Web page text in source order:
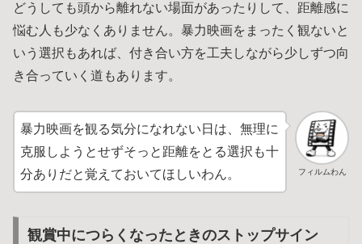
どうしても頭から離れない場面があったりして、距離感に
悩む人も少なくありません。暴力映画をまったく観ないと
いう選択もあれば、付き合い方を工夫しながら少しずつ向
き合っていく道もあります。
フィルムわん
暴力映画を観る気分になれない日は、無理に
克服しようとせずそっと距離をとる選択も十
分ありだと覚えておいてほしいわん。
観賞中につらくなったときのストップサイン